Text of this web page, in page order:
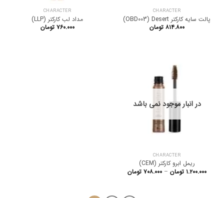
CHARACTER
پالت سایه کارکتر OBD003) Desert)
۸۱۴.۸۰۰ تومان
CHARACTER
مداد لب کارکتر (LLP)
۷۶۰.۰۰۰ تومان
در انبار موجود نمی باشد
CHARACTER
ریمل ابرو کارکتر (CEM)
۱.۲۰۰.۰۰۰ تومان – ۷۰۸.۰۰۰ تومانPrice
range:
۱.۲۰۰.۰۰۰ تومان